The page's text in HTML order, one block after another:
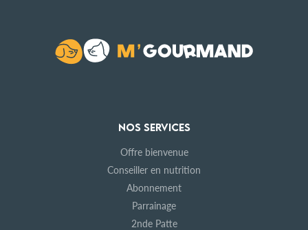
NOS SERVICES
Offre bienvenue
Conseiller en nutrition
Abonnement
Parrainage
2nde Patte